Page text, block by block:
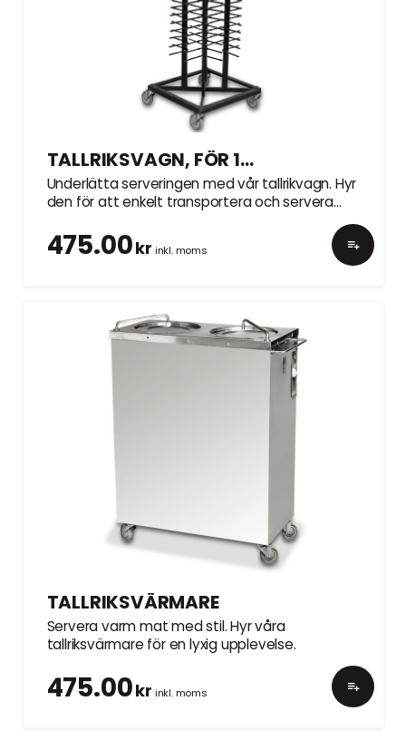
TALLRIKSVAGN, FÖR 100st TALLRIKAR
Underlätta serveringen med vår tallrikvagn. Hyr
den för att enkelt transportera och servera
475.00kr inkl. moms
TALLRIKSVÄRMARE
Servera varm mat med stil. Hyr våra
tallriksvärmare för en lyxig upplevelse.
475.00kr inkl. moms